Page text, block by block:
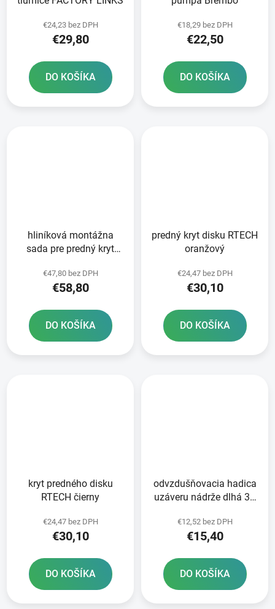
€24,23 bez DPH
€29,80
DO KOŠÍKA
€18,29 bez DPH
€22,50
DO KOŠÍKA
hliníková montážna
sada pre predný kryt
€47,80 bez DPH
€58,80
DO KOŠÍKA
predný kryt disku RTECH
oranžový
€24,47 bez DPH
€30,10
DO KOŠÍKA
kryt predného disku
RTECH čierny
€24,47 bez DPH
€30,10
DO KOŠÍKA
odvzdušňovacia hadica
uzáveru nádrže dlhá 36
€12,52 bez DPH
€15,40
DO KOŠÍKA